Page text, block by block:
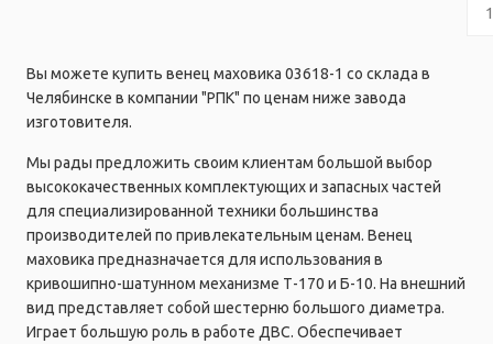
Вы можете купить венец маховика 03618-1 со склада в
Челябинске в компании "РПК" по ценам ниже завода
изготовителя.
Мы рады предложить своим клиентам большой выбор
высококачественных комплектующих и запасных частей
для специализированной техники большинства
производителей по привлекательным ценам. Венец
маховика предназначается для использования в
кривошипно-шатунном механизме Т-170 и Б-10. На внешний
вид представляет собой шестерню большого диаметра.
Играет большую роль в работе ДВС. Обеспечивает